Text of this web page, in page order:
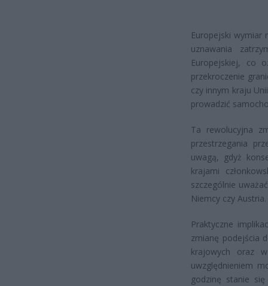
Europejski wymiar
uznawania
Europejskiej, co
przekroczenie
czy innym kraju
prowadzić
Ta rewolucyjna
przestrzegania
uwagą, gdyż
krajami
szczególnie
Niemcy czy Austria.
Praktyczne
zmianę podejścia
krajowych oraz
uwzględnieniem
godzinę stanie